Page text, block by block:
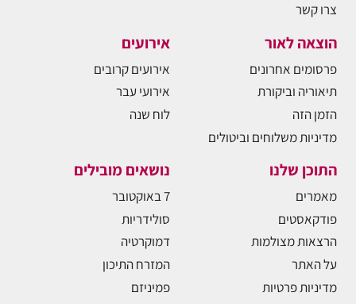
צרו קשר
הוצאה לאור
פרסומים אחרונים
תיאוריה וביקורת
הזמן הזה
מדיניות משלוחים וביטולים
אירועים
אירועים קרובים
אירועי עבר
לוח שנה
התוכן שלנו
מאמרים
פודקאסטים
הרצאות מצולמות
על האתר
מדיניות פרטיות
נושאים מובילים
7 באוקטובר
סולידריות
דמוקרטיה
המזרח התיכון
פמיניזם